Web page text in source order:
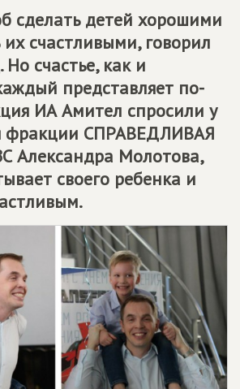
сделать детей хорошими
их счастливыми, говорил
счастье, как и
представляет по-
ИА Амител спросили у
фракции СПРАВЕДЛИВАЯ
Александра Молотова,
своего ребенка и